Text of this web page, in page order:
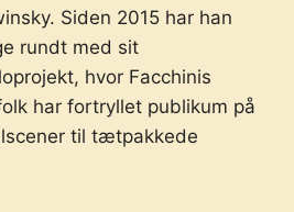
Siden 2015 har han
rundt med sit
hvor Facchinis
har fortryllet publikum på
til tætpakkede